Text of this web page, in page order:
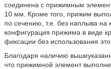
соединена с прижимным
10 мм. Кроме того, прижим
по сечению, т.е. без наплыва на
конфигурация прижима в виде
фиксации без использования
Благодаря наличию
что прижимной элемент